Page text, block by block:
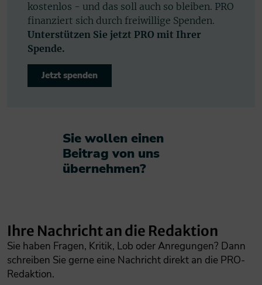
kostenlos - und das soll auch so bleiben. PRO
finanziert sich durch freiwillige Spenden.
Unterstützen Sie jetzt PRO mit Ihrer
Spende.
Jetzt spenden
Sie wollen einen
Beitrag von uns
übernehmen?​
Ihre Nachricht an die Redaktion
Sie haben Fragen, Kritik, Lob oder Anregungen? Dann
schreiben Sie gerne eine Nachricht direkt an die PRO-
Redaktion.